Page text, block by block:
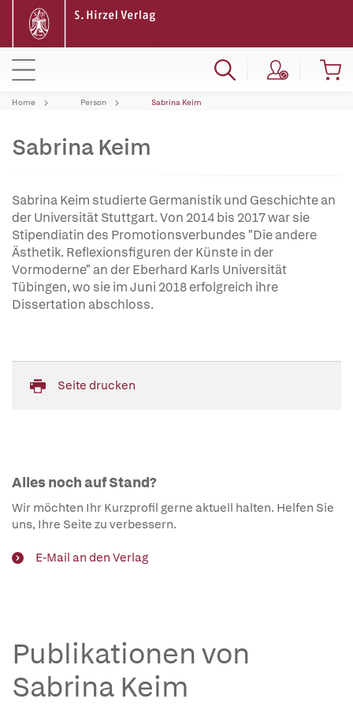
Home Person Sabrina Keim
Sabrina Keim
Sabrina Keim studierte Germanistik und Geschichte an
der Universität Stuttgart. Von 2014 bis 2017 war sie
Stipendiatin des Promotionsverbundes "Die andere
Ästhetik. Reflexionsfiguren der Künste in der
Vormoderne" an der Eberhard Karls Universität
Tübingen, wo sie im Juni 2018 erfolgreich ihre
Dissertation abschloss.
Seite drucken
Alles noch auf Stand?
Wir möchten Ihr Kurzprofil gerne aktuell halten. Helfen Sie
uns, Ihre Seite zu verbessern.
E-Mail an den Verlag
Publikationen von
Sabrina Keim